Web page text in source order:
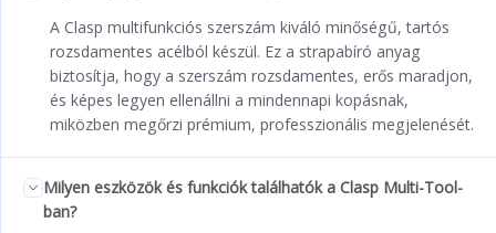
A Clasp multifunkciós szerszám kiváló minőségű, tartós
rozsdamentes acélból készül. Ez a strapabíró anyag
biztosítja, hogy a szerszám rozsdamentes, erős maradjon,
és képes legyen ellenállni a mindennapi kopásnak,
miközben megőrzi prémium, professzionális megjelenését.
Milyen eszközök és funkciók találhatók a Clasp Multi-Tool-
ban?